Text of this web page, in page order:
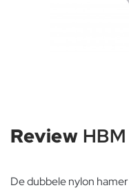
Review
De dubbele nylon